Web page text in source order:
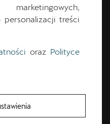
jazdę próbną i
CUPRA zmieniają
przeżycie.
personalizacji treści
oraz Polityce